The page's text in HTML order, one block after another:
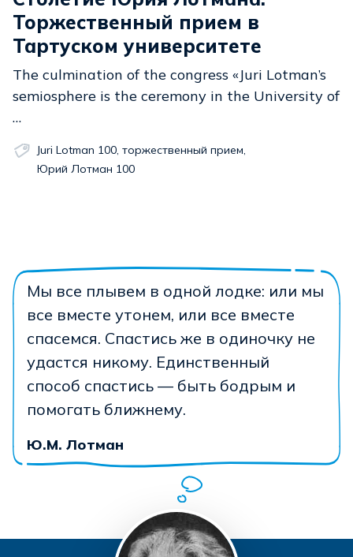
Торжественный прием в
Тартуском университете
The culmination of the congress «Juri Lotman’s
semiosphere is the ceremony in the University of
…
Juri Lotman 100,торжественный прием,
Юрий Лотман 100
Мы все плывем в одной лодке: или мы
все вместе утонем, или все вместе
спасемся. Спастись же в одиночку не
удастся никому. Единственный
способ спастись — быть бодрым и
помогать ближнему.
Ю.М. Лотман